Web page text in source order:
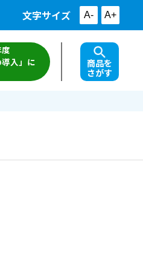
文字サイズ A- A+
導入」に
商品を
さがす